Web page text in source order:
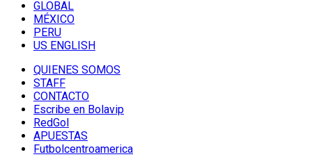
GLOBAL
MÉXICO
PERU
US ENGLISH
QUIENES SOMOS
STAFF
CONTACTO
Escribe en Bolavip
RedGol
APUESTAS
Futbolcentroamerica